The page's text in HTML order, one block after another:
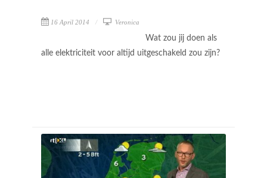
16 April 2014 Veronica
Wat zou jij doen als
alle elektriciteit voor altijd uitgeschakeld zou zijn?